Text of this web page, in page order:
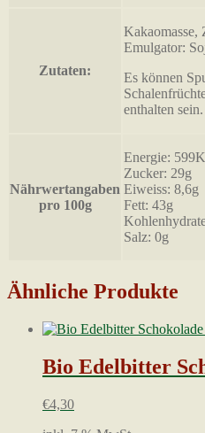
Zutaten:
Kakaomasse,
Emulgator:
Es können
enthalten sein.
Nährwertangaben
pro 100g
Energie:
Zucker: 29g
Eiweiss: 8,6g
Fett: 43g
Salz: 0g
Ähnliche Produkte
Bio Edelbitter
€4,30